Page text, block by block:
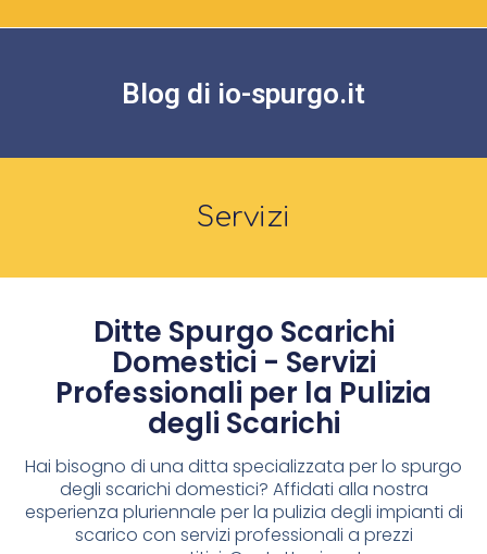
Blog di io-spurgo.it
Servizi
Ditte Spurgo Scarichi
Domestici - Servizi
Professionali per la Pulizia
degli Scarichi
Hai bisogno di una ditta specializzata per lo spurgo
degli scarichi domestici? Affidati alla nostra
esperienza pluriennale per la pulizia degli impianti di
scarico con servizi professionali a prezzi